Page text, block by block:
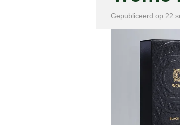
Gepubliceerd op 22